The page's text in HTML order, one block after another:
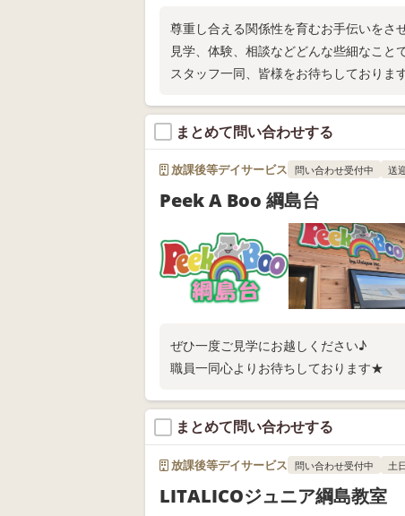
尊重し合える関係性を育むお手伝いをさ
見学、体験、相談などどんな些細なこと
スタッフ一同、皆様をお待ちしておりま
まとめて問い合わせする
放課後等デイサービス 問い合わせ受付中 送
Peek A Boo 綱島台
ぜひ一度ご見学にお越しください♪
職員一同心よりお待ちしております★
まとめて問い合わせする
放課後等デイサービス 問い合わせ受付中 土
LITALICOジュニア綱島教室